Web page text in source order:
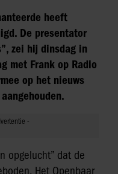
heeft
De presentator
zei hij dinsdag in
met Frank op Radio
op het nieuws
opgelucht” dat de
Het Openbaar